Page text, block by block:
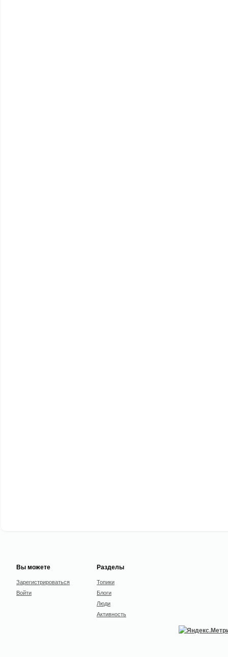
Вы можете
Зарегистрироваться
Войти
Разделы
Топики
Блоги
Люди
Активность